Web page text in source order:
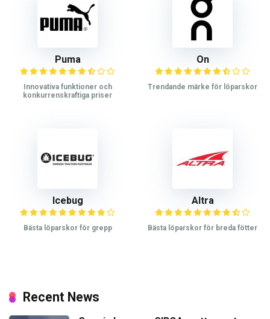
Puma
Innovativa funktioner och
konkurrenskraftiga priser
On
Trendande märke för löparskor
Icebug
Bästa löparskor för grepp
Altra
Bästa löparskor för breda fötter
Recent News